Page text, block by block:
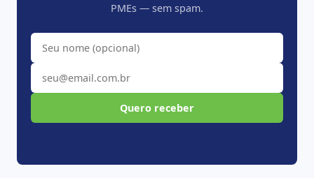
PMEs — sem spam.
Quero receber